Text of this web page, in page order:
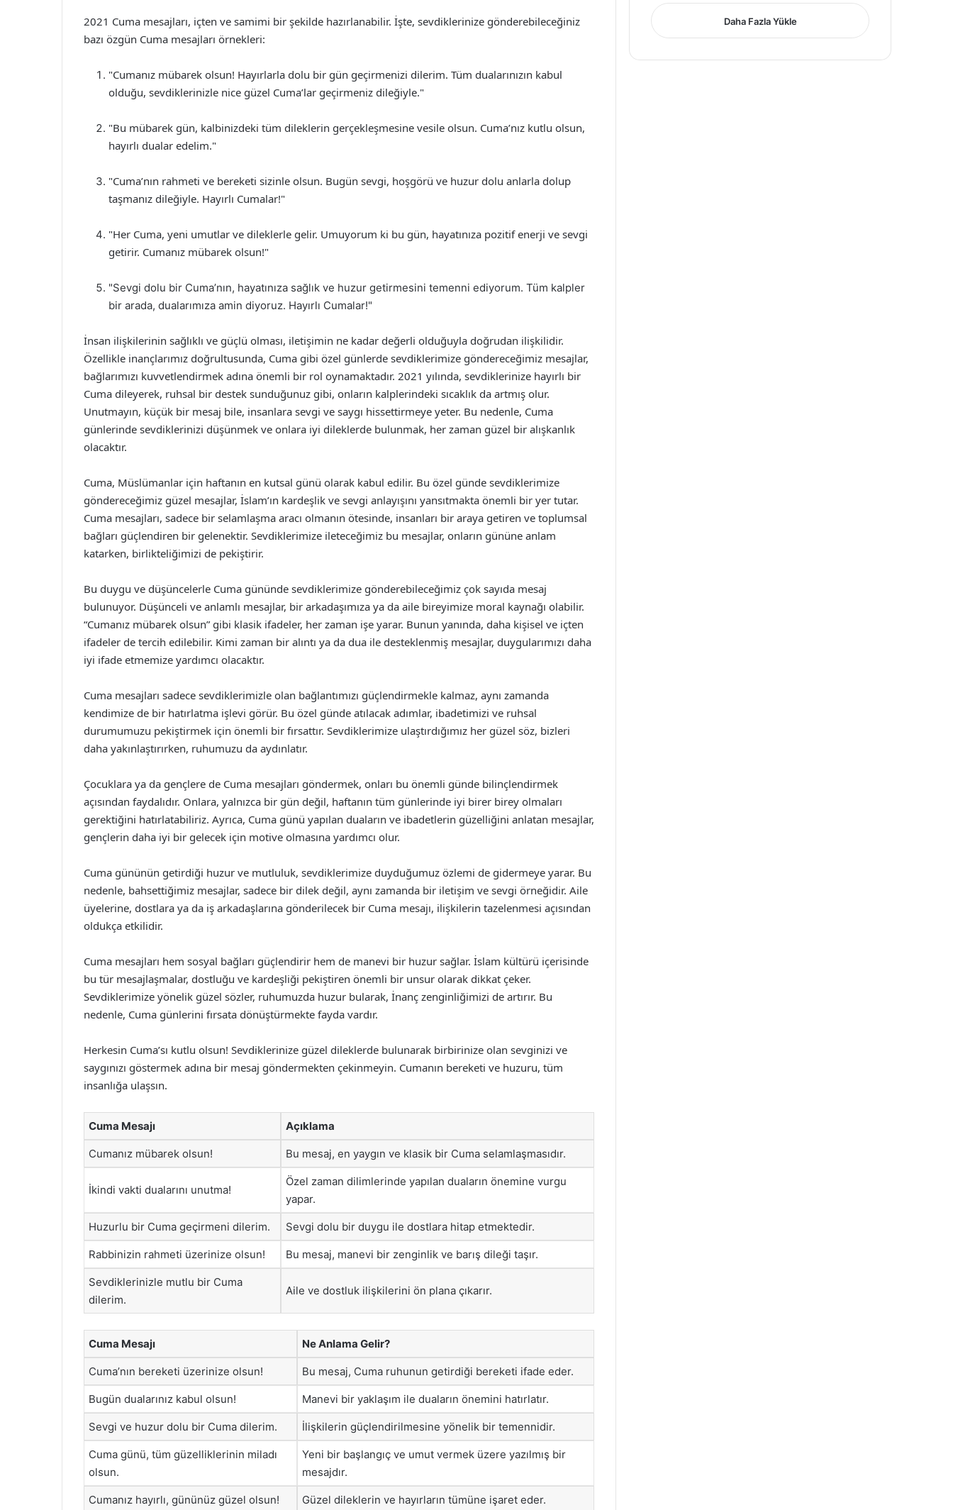
2021 Cuma mesajları, içten ve samimi bir şekilde hazırlanabilir. İşte, sevdiklerinize gönderebileceğiniz
bazı özgün Cuma mesajları örnekleri:
"Cumanız mübarek olsun! Hayırlarla dolu bir gün geçirmenizi dilerim. Tüm dualarınızın kabul
olduğu, sevdiklerinizle nice güzel Cuma’lar geçirmeniz dileğiyle."
"Bu mübarek gün, kalbinizdeki tüm dileklerin gerçekleşmesine vesile olsun. Cuma’nız kutlu olsun,
hayırlı dualar edelim."
"Cuma’nın rahmeti ve bereketi sizinle olsun. Bugün sevgi, hoşgörü ve huzur dolu anlarla dolup
taşmanız dileğiyle. Hayırlı Cumalar!"
"Her Cuma, yeni umutlar ve dileklerle gelir. Umuyorum ki bu gün, hayatınıza pozitif enerji ve sevgi
getirir. Cumanız mübarek olsun!"
"Sevgi dolu bir Cuma’nın, hayatınıza sağlık ve huzur getirmesini temenni ediyorum. Tüm kalpler
bir arada, dualarımıza amin diyoruz. Hayırlı Cumalar!"
İnsan ilişkilerinin sağlıklı ve güçlü olması, iletişimin ne kadar değerli olduğuyla doğrudan ilişkilidir.
Özellikle inançlarımız doğrultusunda, Cuma gibi özel günlerde sevdiklerimize göndereceğimiz mesajlar,
bağlarımızı kuvvetlendirmek adına önemli bir rol oynamaktadır. 2021 yılında, sevdiklerinize hayırlı bir
Cuma dileyerek, ruhsal bir destek sunduğunuz gibi, onların kalplerindeki sıcaklık da artmış olur.
Unutmayın, küçük bir mesaj bile, insanlara sevgi ve saygı hissettirmeye yeter. Bu nedenle, Cuma
günlerinde sevdiklerinizi düşünmek ve onlara iyi dileklerde bulunmak, her zaman güzel bir alışkanlık
olacaktır.
Cuma, Müslümanlar için haftanın en kutsal günü olarak kabul edilir. Bu özel günde sevdiklerimize
göndereceğimiz güzel mesajlar, İslam’ın kardeşlik ve sevgi anlayışını yansıtmakta önemli bir yer tutar.
Cuma mesajları, sadece bir selamlaşma aracı olmanın ötesinde, insanları bir araya getiren ve toplumsal
bağları güçlendiren bir gelenektir. Sevdiklerimize ileteceğimiz bu mesajlar, onların gününe anlam
katarken, birlikteliğimizi de pekiştirir.
Bu duygu ve düşüncelerle Cuma gününde sevdiklerimize gönderebileceğimiz çok sayıda mesaj
bulunuyor. Düşünceli ve anlamlı mesajlar, bir arkadaşımıza ya da aile bireyimize moral kaynağı olabilir.
“Cumanız mübarek olsun” gibi klasik ifadeler, her zaman işe yarar. Bunun yanında, daha kişisel ve içten
ifadeler de tercih edilebilir. Kimi zaman bir alıntı ya da dua ile desteklenmiş mesajlar, duygularımızı daha
iyi ifade etmemize yardımcı olacaktır.
Cuma mesajları sadece sevdiklerimizle olan bağlantımızı güçlendirmekle kalmaz, aynı zamanda
kendimize de bir hatırlatma işlevi görür. Bu özel günde atılacak adımlar, ibadetimizi ve ruhsal
durumumuzu pekiştirmek için önemli bir fırsattır. Sevdiklerimize ulaştırdığımız her güzel söz, bizleri
daha yakınlaştırırken, ruhumuzu da aydınlatır.
Çocuklara ya da gençlere de Cuma mesajları göndermek, onları bu önemli günde bilinçlendirmek
açısından faydalıdır. Onlara, yalnızca bir gün değil, haftanın tüm günlerinde iyi birer birey olmaları
gerektiğini hatırlatabiliriz. Ayrıca, Cuma günü yapılan duaların ve ibadetlerin güzelliğini anlatan mesajlar,
gençlerin daha iyi bir gelecek için motive olmasına yardımcı olur.
Cuma gününün getirdiği huzur ve mutluluk, sevdiklerimize duyduğumuz özlemi de gidermeye yarar. Bu
nedenle, bahsettiğimiz mesajlar, sadece bir dilek değil, aynı zamanda bir iletişim ve sevgi örneğidir. Aile
üyelerine, dostlara ya da iş arkadaşlarına gönderilecek bir Cuma mesajı, ilişkilerin tazelenmesi açısından
oldukça etkilidir.
Cuma mesajları hem sosyal bağları güçlendirir hem de manevi bir huzur sağlar. İslam kültürü içerisinde
bu tür mesajlaşmalar, dostluğu ve kardeşliği pekiştiren önemli bir unsur olarak dikkat çeker.
Sevdiklerimize yönelik güzel sözler, ruhumuzda huzur bularak, İnanç zenginliğimizi de artırır. Bu
nedenle, Cuma günlerini fırsata dönüştürmekte fayda vardır.
Herkesin Cuma’sı kutlu olsun! Sevdiklerinize güzel dileklerde bulunarak birbirinize olan sevginizi ve
saygınızı göstermek adına bir mesaj göndermekten çekinmeyin. Cumanın bereketi ve huzuru, tüm
insanlığa ulaşsın.
Cuma Mesajı Açıklama
Cumanız mübarek olsun! Bu mesaj, en yaygın ve klasik bir Cuma selamlaşmasıdır.
İkindi vakti dualarını unutma!
Özel zaman dilimlerinde yapılan duaların önemine vurgu
yapar.
Huzurlu bir Cuma geçirmeni dilerim. Sevgi dolu bir duygu ile dostlara hitap etmektedir.
Rabbinizin rahmeti üzerinize olsun! Bu mesaj, manevi bir zenginlik ve barış dileği taşır.
Sevdiklerinizle mutlu bir Cuma
dilerim.
Aile ve dostluk ilişkilerini ön plana çıkarır.
Cuma Mesajı Ne Anlama Gelir?
Cuma’nın bereketi üzerinize olsun! Bu mesaj, Cuma ruhunun getirdiği bereketi ifade eder.
Bugün dualarınız kabul olsun! Manevi bir yaklaşım ile duaların önemini hatırlatır.
Sevgi ve huzur dolu bir Cuma dilerim. İlişkilerin güçlendirilmesine yönelik bir temennidir.
Cuma günü, tüm güzelliklerinin miladı
olsun.
Yeni bir başlangıç ve umut vermek üzere yazılmış bir
mesajdır.
Cumanız hayırlı, gününüz güzel olsun! Güzel dileklerin ve hayırların tümüne işaret eder.
Daha Fazla Yükle